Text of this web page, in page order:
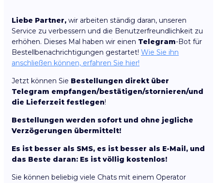
Liebe Partner, wir arbeiten ständig daran, unseren
Service zu verbessern und die Benutzerfreundlichkeit zu
erhöhen. Dieses Mal haben wir einen Telegram-Bot für
Bestellbenachrichtigungen gestartet! Wie Sie ihn
anschließen können, erfahren Sie hier!
Jetzt können Sie Bestellungen direkt über
Telegram empfangen/bestätigen/stornieren/und
die Lieferzeit festlegen!
Bestellungen werden sofort und ohne jegliche
Verzögerungen übermittelt!
Es ist besser als SMS, es ist besser als E-Mail, und
das Beste daran: Es ist völlig kostenlos!
Sie können beliebig viele Chats mit einem Operator